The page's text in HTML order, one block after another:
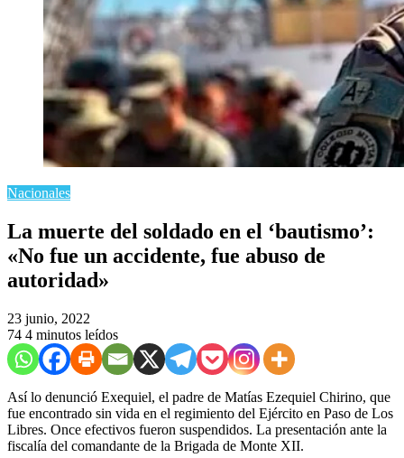
La muerte del soldado en el ‘bautismo’:
«No fue un accidente, fue abuso de
autoridad»
23 junio, 2022
744 minutos leídos
Así lo denunció Exequiel, el padre de Matías Ezequiel Chirino, que
fue encontrado sin vida en el regimiento del Ejército en Paso de Los
fiscalía del comandante de la Brigada de Monte XII.
PorDominique Finke